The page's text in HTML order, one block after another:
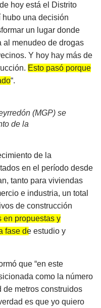
hoy está el Distrito
una decisión
un lugar donde
al menudeo de drogas
Y hoy hay más de
Esto pasó porque
“.
(MGP) se
de la
de la
en el período desde
tanto para viviendas
e industria, un total
de construcción
en propuestas y
fase de estudio y
que “en este
como la número
de metros construidos
es que yo quiero